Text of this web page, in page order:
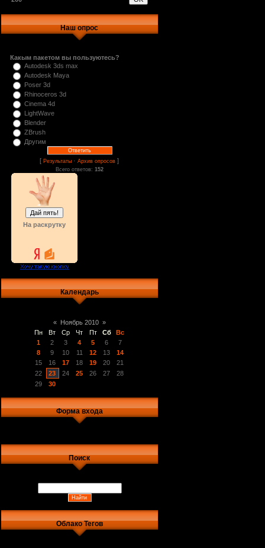
Наш опрос
Какым пакетом вы пользуютесь?
Autodesk 3ds max
Autodesk Maya
Poser 3d
Rhinoceros 3d
Cinema 4d
LightWave
Blender
ZBrush
Другим
[Результаты ·Архив опросов ]
Всего ответов: 152
На раскрутку
Календарь
« Ноябрь 2010 »
Пн
Вт Ср Чт Пт Сб
Вс
1
2 3 4 5 6
7
8
9 10 11 12 13
14
15
16 17 18 19 20
21
22
23 24 25 26 27
28
29
30
Форма входа
Поиск
Облако Тегов